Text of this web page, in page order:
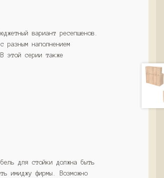
вариант ресепшенов.
разным наполнением
этой серии также
для стойки должна быть
имиджу фирмы. Возможно